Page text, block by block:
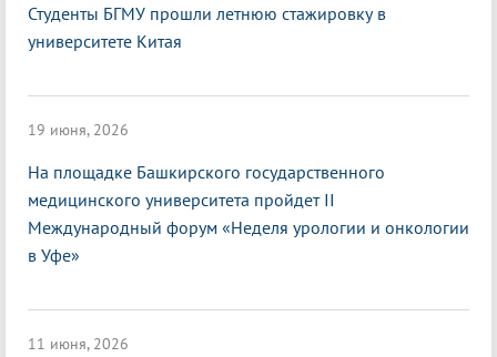
Студенты БГМУ прошли летнюю стажировку в
университете Китая
19 июня, 2026
На площадке Башкирского государственного
медицинского университета пройдет II
Международный форум «Неделя урологии и онкологии
в Уфе»
11 июня, 2026